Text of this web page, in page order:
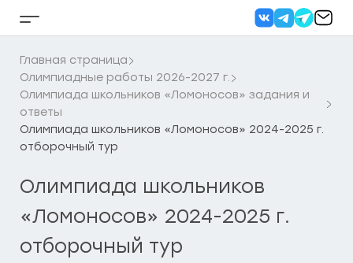
Кнопка
бокового
меню
Главная страница
Олимпиадные работы 2026-2027 г.
Олимпиада школьников «Ломоносов» задания и
ответы
Олимпиада школьников «Ломоносов» 2024-2025 г.
отборочный тур
Олимпиада школьников
«Ломоносов» 2024-2025 г.
отборочный тур